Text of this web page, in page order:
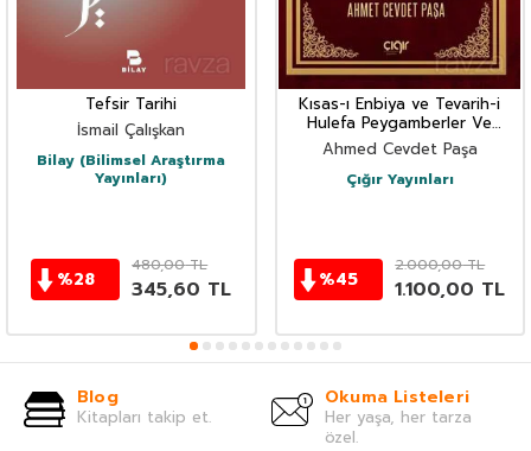
Tefsir Tarihi
İsmail Çalışkan
Bilay (Bilimsel Araştırma
Yayınları)
%28
480,00TL
345,60 TL
Kısas-ı Enbiya ve Tevarih-i
Hulefa Peygamberler Ve
Halifeler Tarihi (2 Cilt)
Ahmed Cevdet Paşa
Çığır Yayınları
%45
2.000,00TL
1.100,00 TL
Blog
Kitapları takip et.
Okuma Listeleri
Her yaşa, her tarza
özel.